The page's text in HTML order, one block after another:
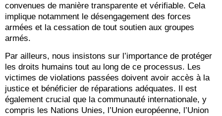
convenues de manière transparente et vérifiable. Cela
implique notamment le désengagement des forces
armées et la cessation de tout soutien aux groupes
armés.
Par ailleurs, nous insistons sur l’importance de protéger
les droits humains tout au long de ce processus. Les
victimes de violations passées doivent avoir accès à la
justice et bénéficier de réparations adéquates. Il est
également crucial que la communauté internationale, y
compris les Nations Unies, l’Union européenne, l’Union